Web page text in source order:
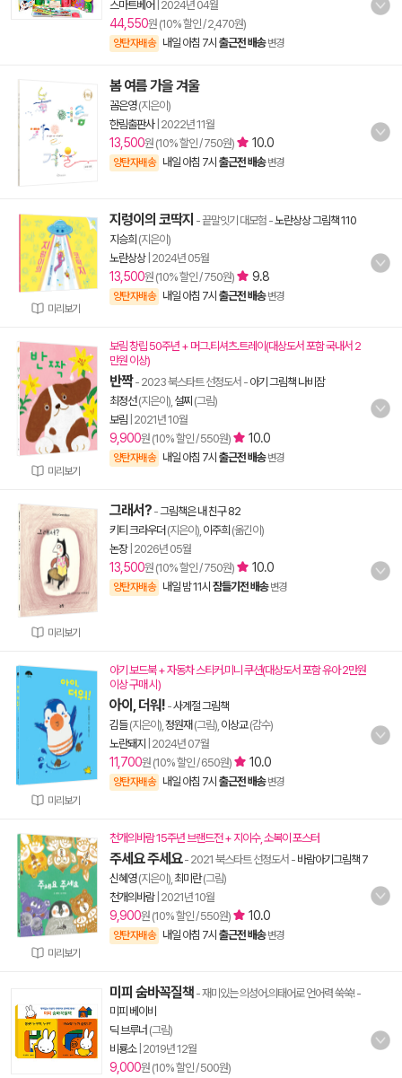
스마트베어 2024년 04월
44,550원 (10% 할인 / 2,470원)
양탄자배송 내일 아침 7시 출근전 배송 변경
봄 여름 가을 겨울
꼼은영(지은이)
한림출판사| 2022년 11월
13,500원 (10% 할인 / 750원) 10.0
양탄자배송 내일 아침 7시 출근전 배송 변경
미리보기
지렁이의 코딱지 - 끝말잇기 대모험 -노란상상 그림책 110
지승희 (지은이)
노란상상| 2024년 05월
13,500원 (10% 할인 / 750원) 9.8
양탄자배송 내일 아침 7시 출근전 배송 변경
미리보기
보림 창립 50주년 + 머그.티셔츠.트레이(대상도서 포함 국내서 2
만원 이상)
반짝- 2023 북스타트 선정도서 - 아기 그림책 나비잠
최정선(지은이), 설찌 (그림)
보림 2021년 10월
9,900원 (10% 할인 / 550원) 10.0
양탄자배송 내일 아침 7시 출근전 배송 변경
미리보기
그래서? -그림책은 내 친구 82
키티 크라우더 (지은이), 이주희 (옮긴이)
논장| 2026년 05월
13,500원 (10% 할인 / 750원) 10.0
양탄자배송 내일 밤 11시 잠들기전 배송 변경
미리보기
아기 보드북 + 자동차 스티커.미니 쿠션(대상도서 포함 유아 2만원
이상 구매 시)
아이, 더워! -사계절 그림책
김들(지은이), 정원재 (그림), 이상교(감수)
노란돼지
2024년 07월
11,700원 (10% 할인 / 650원) 10.0
양탄자배송 내일 아침 7시 출근전 배송 변경
미리보기
천개의바람 15주년 브랜드전 + 지이수, 소복이 포스터
주세요 주세요- 2021 북스타트 선정도서 - 바람아기그림책 7
신혜영(지은이), 최미란(그림)
천개의바람| 2021년 10월
9,900원 (10% 할인 / 550원) 10.0
양탄자배송 내일 아침 7시 출근전 배송 변경
미피 숨바꼭질책 - 재미있는 의성어.의태어로 언어력 쑥쑥!-
미피 베이비
딕 브루너 (그림)
비룡소| 2019년 12월
9,000원 (10% 할인 / 500원)